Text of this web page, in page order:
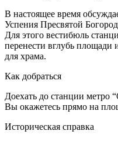
В настоящее время
Успения Пресвятой
Для этого вестибюль
перенести вглубь площади
для храма.
Как добраться
Доехать до станции метро
Вы окажетесь прямо на
Историческая справка